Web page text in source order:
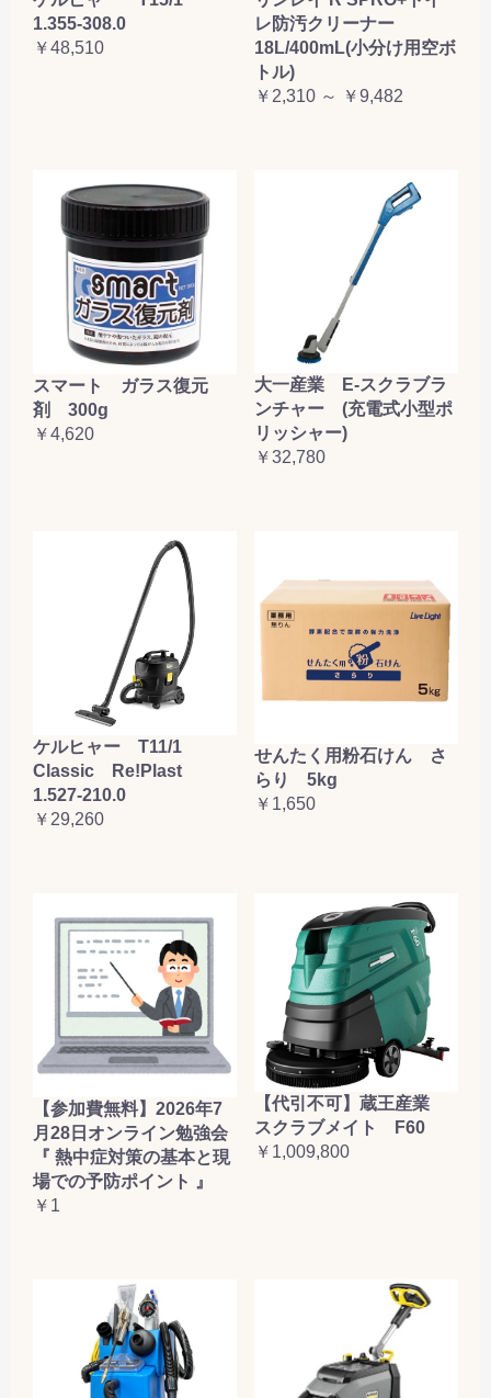
1.355-308.0
￥48,510
レ防汚クリーナー
18L/400mL(小分け用空ボ
トル)
￥2,310 ～ ￥9,482
スマート ガラス復元
剤 300g
￥4,620
大一産業 E-スクラブラ
ンチャー (充電式小型ポ
リッシャー)
￥32,780
ケルヒャー T11/1
Classic Re!Plast
1.527-210.0
￥29,260
せんたく用粉石けん さ
らり 5kg
￥1,650
【参加費無料】2026年7
月28日オンライン勉強会
『 熱中症対策の基本と現
場での予防ポイント 』
￥1
【代引不可】蔵王産業
スクラブメイト F60
￥1,009,800